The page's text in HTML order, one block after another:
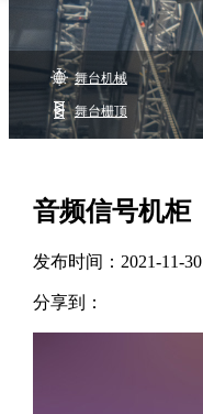
舞台机械
舞台栅顶
音频信号机柜
发布时间：2021-11-30
分享到：